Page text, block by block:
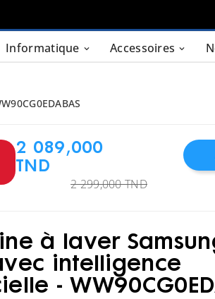
Informatique Accessoires
2 089,000
TND
2 299,000 TND
à laver
intelligence
-